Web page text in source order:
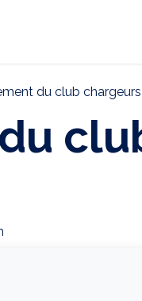
du club